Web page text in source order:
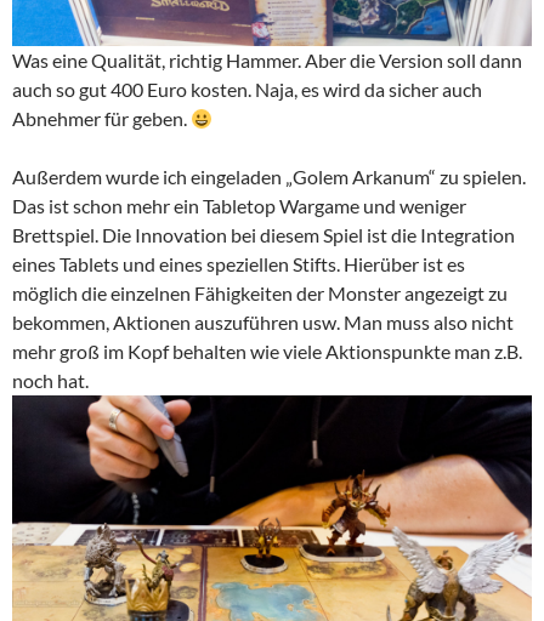
Was eine Qualität, richtig Hammer. Aber die Version soll dann
auch so gut 400 Euro kosten. Naja, es wird da sicher auch
Abnehmer für geben.
Außerdem wurde ich eingeladen „Golem Arkanum“ zu spielen.
Das ist schon mehr ein Tabletop Wargame und weniger
Brettspiel. Die Innovation bei diesem Spiel ist die Integration
eines Tablets und eines speziellen Stifts. Hierüber ist es
möglich die einzelnen Fähigkeiten der Monster angezeigt zu
bekommen, Aktionen auszuführen usw. Man muss also nicht
mehr groß im Kopf behalten wie viele Aktionspunkte man z.B.
noch hat.